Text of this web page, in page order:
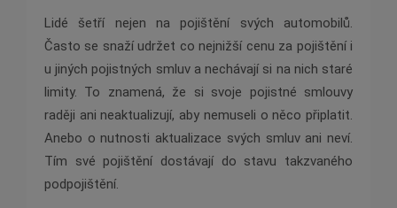
Lidé šetří nejen na pojištění svých automobilů.
Často se snaží udržet co nejnižší cenu za pojištění i
u jiných pojistných smluv a nechávají si na nich staré
limity. To znamená, že si svoje pojistné smlouvy
raději ani neaktualizují, aby nemuseli o něco připlatit.
Anebo o nutnosti aktualizace svých smluv ani neví.
Tím své pojištění dostávají do stavu takzvaného
podpojištění.